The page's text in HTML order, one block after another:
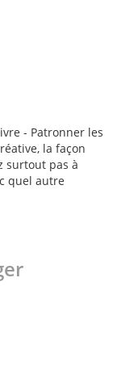
- Patronner les
la façon
surtout pas à
quel autre